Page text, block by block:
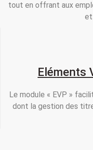
tout en offrant aux
et
Eléments
Le module « EVP »
dont la gestion des